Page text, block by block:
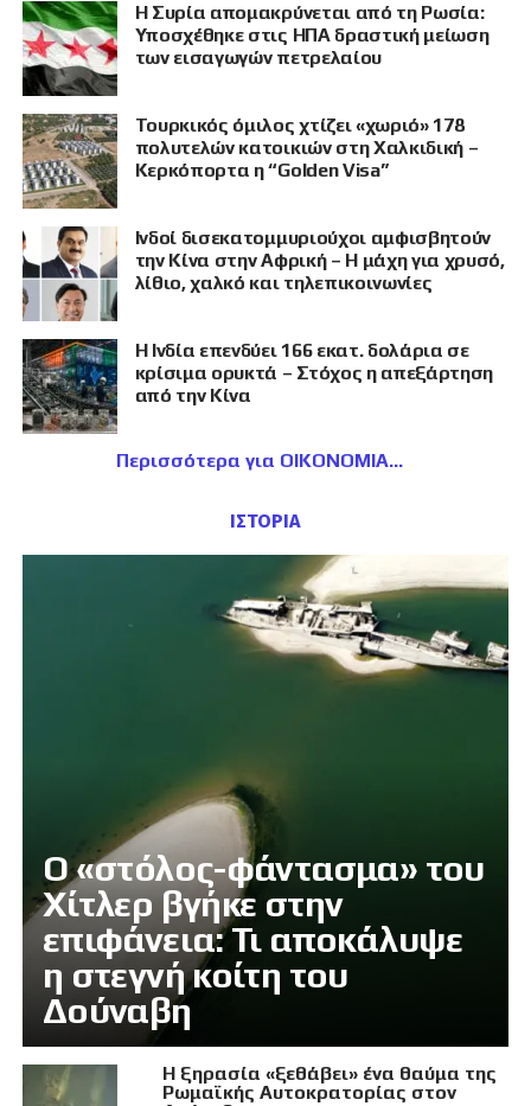
Η Συρία απομακρύνεται από τη Ρωσία:
Υποσχέθηκε στις ΗΠΑ δραστική μείωση
των εισαγωγών πετρελαίου
Τουρκικός όμιλος χτίζει «χωριό» 178
πολυτελών κατοικιών στη Χαλκιδική –
Κερκόπορτα η “Golden Visa”
Ινδοί δισεκατομμυριούχοι αμφισβητούν
την Κίνα στην Αφρική – Η μάχη για χρυσό,
λίθιο, χαλκό και τηλεπικοινωνίες
Η Ινδία επενδύει 166 εκατ. δολάρια σε
κρίσιμα ορυκτά – Στόχος η απεξάρτηση
από την Κίνα
Περισσότερα για ΟΙΚΟΝΟΜΙΑ
ΙΣΤΟΡΙΑ
Ο «στόλος-φάντασμα» του
Χίτλερ βγήκε στην
επιφάνεια: Τι αποκάλυψε
η στεγνή κοίτη του
Δούναβη
Η ξηρασία «ξεθάβει» ένα θαύμα της
Ρωμαϊκής Αυτοκρατορίας στον